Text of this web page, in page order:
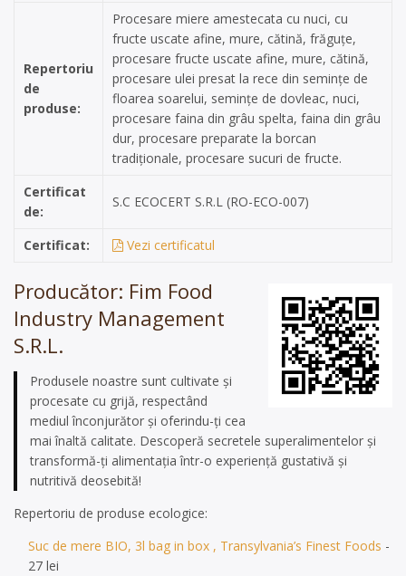
Repertoriu
de
produse:
Procesare miere amestecata cu nuci, cu
fructe uscate afine, mure, cătină, frăguțe,
procesare fructe uscate afine, mure, cătină,
procesare ulei presat la rece din semințe de
floarea soarelui, semințe de dovleac, nuci,
procesare faina din grâu spelta, faina din grâu
dur, procesare preparate la borcan
tradiționale, procesare sucuri de fructe.
Certificat
de:
S.C ECOCERT S.R.L (RO-ECO-007)
Certificat: Vezi certificatul
Producător: Fim Food
Industry Management
S.R.L.
Produsele noastre sunt cultivate și
procesate cu grijă, respectând
mediul înconjurător și oferindu-ți cea
mai înaltă calitate. Descoperă secretele superalimentelor și
transformă-ți alimentația într-o experiență gustativă și
nutritivă deosebită!
Repertoriu de produse ecologice:
Suc de mere BIO, 3l bag in box , Transylvania’s Finest Foods -
27 lei